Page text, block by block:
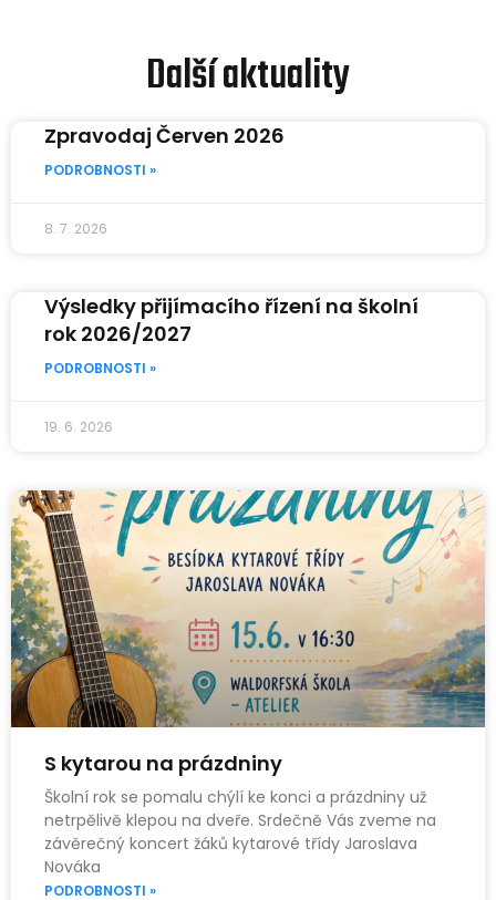
Další aktuality
Zpravodaj Červen 2026
PODROBNOSTI »
8. 7. 2026
Výsledky přijímacího řízení na školní
rok 2026/2027
PODROBNOSTI »
19. 6. 2026
S kytarou na prázdniny
Školní rok se pomalu chýlí ke konci a prázdniny už
netrpělivě klepou na dveře. Srdečně Vás zveme na
závěrečný koncert žáků kytarové třídy Jaroslava
Nováka
PODROBNOSTI »